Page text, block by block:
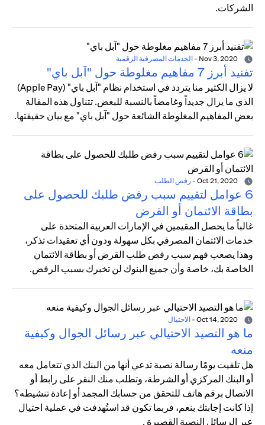
الشركات.
- الخدمات المصرفية الرقمية
تفنيد أبرز 7 مفاهيم مغلوطة حول "آبل باي"
لا يزال الكثير منا يتردد في استخدام نظام "آبل باي" (Apple Pay)
الذي ما يزال جديداً وغامضاً بالنسبة للبعض. تتناول هذه المقالة
بعض المفاهيم المغلوطة الشائعة حول "آبل باي" مع بيان حقيقتها.
- رفض الطلب
6 عوامل لتقييم سبب رفض طلبك للحصول على
بطاقة الائتمان أو القرض
غالباً ما يحصل المقيمين في الإمارات العربية المتحدة على
خدمات الائتمان المصرفي بكل سهولة ودون أي تعقيدات تذكر،
وهذا يصعب فهم سبب رفض طلب القرض أو بطاقة الائتمان
الخاصة بك، خاصة وأن جميع البنوك لن تخبرك بسبب الرفض.
- الاحتيال
ما هو التصيد الاحتيالي عبر رسائل الجوال وكيفية
منعه
هل تلقيت يومًا رسالة نصية تدعي أنها من البنك الذي تتعامل معه
أو البنك المركزي أو الشرطة، وتطلب منك النقر على رابط أو
الاتصال برقم هاتف للتحقق من حسابك المجمد أو إعادة تنشيطه؟
إذا كانت إجابتك بنعم، فربما تكون قد استُهدفت في عملية احتيال
عبر الرسائل النصية القصيرة .